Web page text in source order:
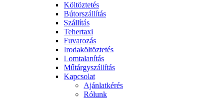
Költöztetés
Bútorszállítás
Szállítás
Tehertaxi
Fuvarozás
Irodaköltöztetés
Lomtalanítás
Műtárgyszállítás
Kapcsolat
Ajánlatkérés
Rólunk